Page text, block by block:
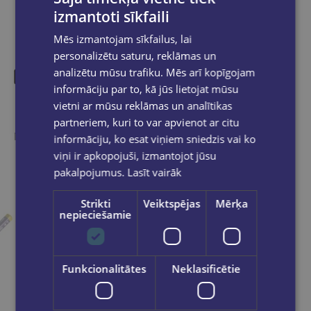
Līdzīgas preces
Ieskaties, varbūt noder
izmantoti sīkfaili
Mēs izmantojam sīkfailus, lai
personalizētu saturu, reklāmas un
analizētu mūsu trafiku. Mēs arī kopīgojam
informāciju par to, kā jūs lietojat mūsu
vietni ar mūsu reklāmas un analītikas
partneriem, kuri to var apvienot ar citu
informāciju, ko esat viņiem sniedzis vai ko
viņi ir apkopojuši, izmantojot jūsu
pakalpojumus. Lasīt vairāk
Strikti
nepieciešamie
Veiktspējas Mērķa
Funkcionalitātes Neklasificētie